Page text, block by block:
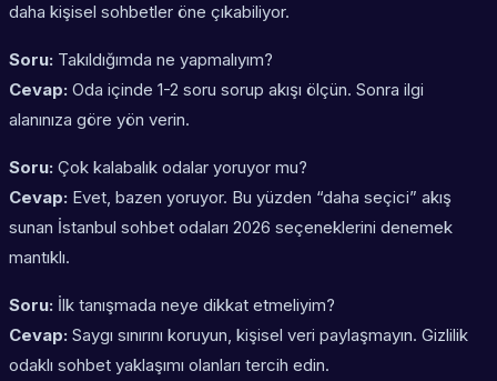
daha kişisel sohbetler öne çıkabiliyor.
Soru: Takıldığımda ne yapmalıyım?
Cevap: Oda içinde 1-2 soru sorup akışı ölçün. Sonra ilgi
alanınıza göre yön verin.
Soru: Çok kalabalık odalar yoruyor mu?
Cevap: Evet, bazen yoruyor. Bu yüzden “daha seçici” akış
sunan İstanbul sohbet odaları 2026 seçeneklerini denemek
mantıklı.
Soru: İlk tanışmada neye dikkat etmeliyim?
Cevap: Saygı sınırını koruyun, kişisel veri paylaşmayın. Gizlilik
odaklı sohbet yaklaşımı olanları tercih edin.